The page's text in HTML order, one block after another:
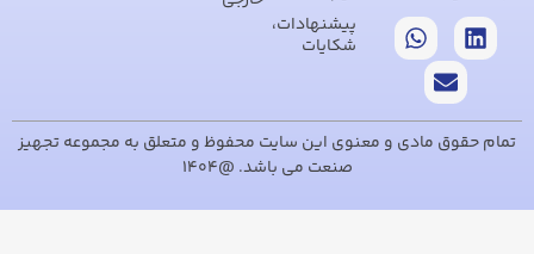
پیشنهادات،
شکایات
تمام حقوق مادی و معنوی این سایت محفوظ و متعلق به مجموعه تجهیز
صنعت می باشد. @1404